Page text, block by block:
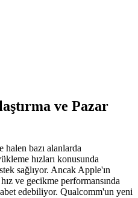
ve Pazar
bazı alanlarda
hızları konusunda
sağlıyor. Ancak Apple'ın
ve gecikme performansında
edebiliyor. Qualcomm'un yeni